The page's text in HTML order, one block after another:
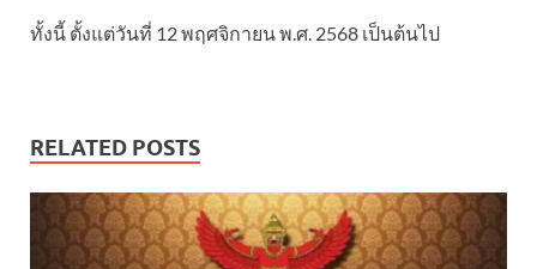
ทั้งนี้ ตั้งแต่วันที่ 12 พฤศจิกายน พ.ศ. 2568 เป็นต้นไป
RELATED POSTS